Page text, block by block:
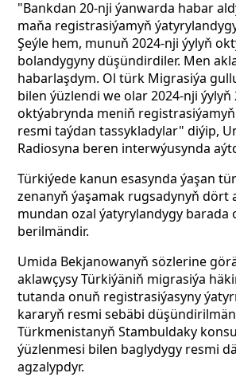
"Bankdan 20-nji ýanwarda habar
maňa registrasiýamyň
Şeýle hem, munuň 2024-nji ýylyň
bolandygyny düşündirdiler. Men
habarlaşdym. Ol türk Migrasiýa
bilen ýüzlendi we olar 2024-nji ýylyň
oktýabrynda meniň
resmi taýdan tassykladylar" diýip,
Radiosyna beren interwýusynda
Türkiýede kanun esasynda ýaşan
zenanyň ýaşamak rugsadynyň dört
mundan ozal ýatyrylandygy barada
berilmändir.
Umida Bekjanowanyň sözlerine
aklawçysy Türkiýäniň migrasiýa
tutanda onuň registrasiýasyny
kararyň resmi sebäbi
Türkmenistanyň Stambuldaky
ýüzlenmesi bilen baglydygy resmi
agzalypdyr.